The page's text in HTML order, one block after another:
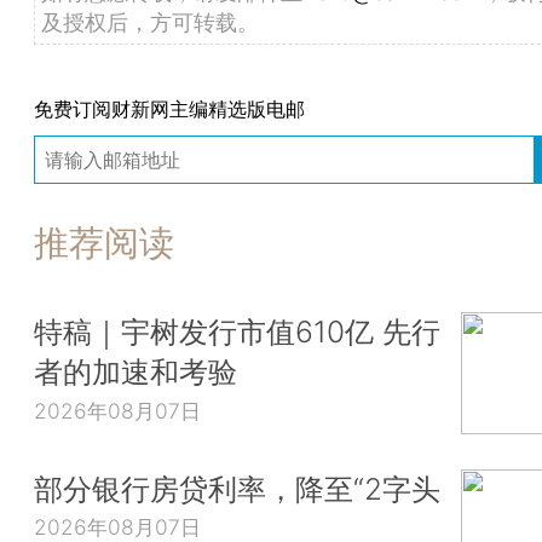
及授权后，方可转载。
免费订阅财新网主编精选版电邮
推荐阅读
特稿｜宇树发行市值610亿 先行
者的加速和考验
2026年08月07日
部分银行房贷利率，降至“2字头
2026年08月07日